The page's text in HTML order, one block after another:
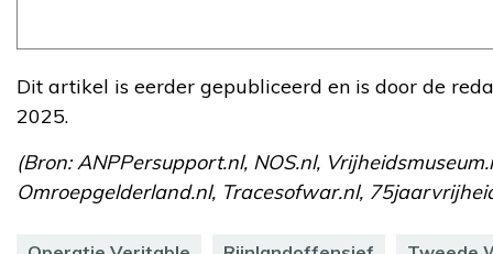
Dit artikel is eerder gepubliceerd en is door de
2025.
(Bron: ANPPersupport.nl, NOS.nl,
Omroepgelderland.nl, Tracesofwar.nl,